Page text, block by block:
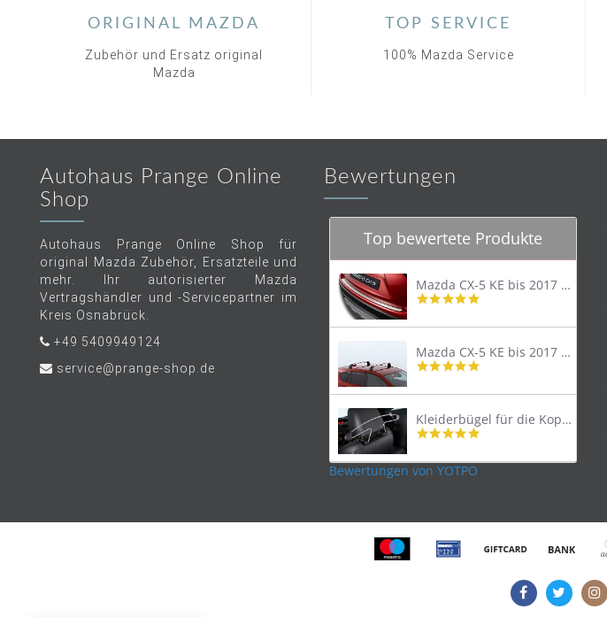
ORIGINAL MAZDA
Zubehör und Ersatz original
Mazda
TOP SERVICE
100% Mazda Service
Autohaus Prange Online
Shop
Autohaus Prange Online Shop für
original Mazda Zubehör, Ersatzteile und
mehr. Ihr autorisierter Mazda
Vertragshändler und -Servicepartner im
Kreis Osnabrück.
+49 5409949124
service@prange-shop.de
Bewertungen
Top bewertete Produkte
Mazda CX-5 KE bis 2017 Trittschutzleiste Edelstahl original
4.8
rating
Mazda CX-5 KE bis 2017 Lastenträger Dachträger
4.9
rating
Kleiderbügel für die Kopfstütze
4.9
rating
Bewertungen von YOTPO